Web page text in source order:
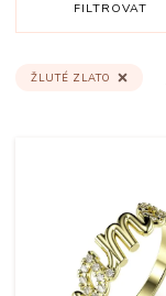
FILTROVAT
ŽLUTÉ ZLATO